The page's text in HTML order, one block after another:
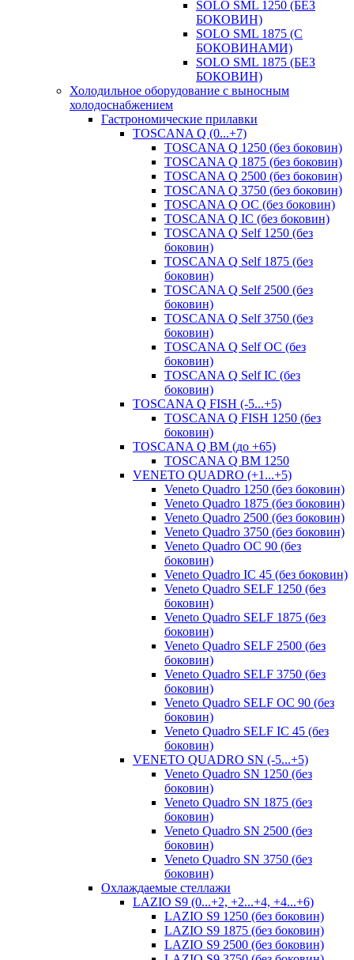
SOLO SML 1250 (БЕЗ
БОКОВИН)
SOLO SML 1875 (С
БОКОВИНАМИ)
SOLO SML 1875 (БЕЗ
БОКОВИН)
Холодильное оборудование с выносным
холодоснабжением
Гастрономические прилавки
TOSCANA Q (0...+7)
TOSCANA Q 1250 (без боковин)
TOSCANA Q 1875 (без боковин)
TOSCANA Q 2500 (без боковин)
TOSCANA Q 3750 (без боковин)
TOSCANA Q ОС (без боковин)
TOSCANA Q IC (без боковин)
TOSCANA Q Self 1250 (без
боковин)
TOSCANA Q Self 1875 (без
боковин)
TOSCANA Q Self 2500 (без
боковин)
TOSCANA Q Self 3750 (без
боковин)
TOSCANA Q Self OC (без
боковин)
TOSCANA Q Self IC (без
боковин)
TOSCANA Q FISH (-5...+5)
TOSCANA Q FISH 1250 (без
боковин)
TOSCANA Q ВМ (до +65)
TOSCANA Q BM 1250
VENETO QUADRO (+1...+5)
Veneto Quadro 1250 (без боковин)
Veneto Quadro 1875 (без боковин)
Veneto Quadro 2500 (без боковин)
Veneto Quadro 3750 (без боковин)
Veneto Quadro OC 90 (без
боковин)
Veneto Quadro IC 45 (без боковин)
Veneto Quadro SELF 1250 (без
боковин)
Veneto Quadro SELF 1875 (без
боковин)
Veneto Quadro SELF 2500 (без
боковин)
Veneto Quadro SELF 3750 (без
боковин)
Veneto Quadro SELF OC 90 (без
боковин)
Veneto Quadro SELF IC 45 (без
боковин)
VENETO QUADRO SN (-5...+5)
Veneto Quadro SN 1250 (без
боковин)
Veneto Quadro SN 1875 (без
боковин)
Veneto Quadro SN 2500 (без
боковин)
Veneto Quadro SN 3750 (без
боковин)
Охлаждаемые стеллажи
LAZIO S9 (0...+2, +2...+4, +4...+6)
LAZIO S9 1250 (без боковин)
LAZIO S9 1875 (без боковин)
LAZIO S9 2500 (без боковин)